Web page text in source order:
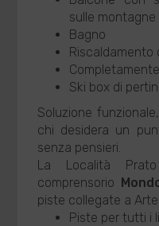
sulle montagne
Bagno
Riscaldamento
Ski box di
Soluzione
chi desidera un
senza pensieri.
La Località
comprensorio
piste collegate a
Piste per tutti i